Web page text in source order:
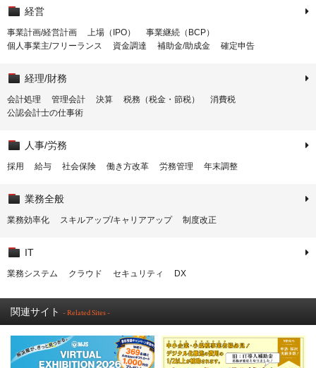
経営
事業計画/経営計画 上場（IPO）
事業継続（BCP）
個人事業主/フリーランス
資金調達 補助金/助成金 確定申告
経理/財務
会計処理 管理会計 決算 税務（税金・節税）
消費税
公認会計士の仕事術
人事/労務
採用 給与 社会保険 働き方改革 労務管理 年末調整
業務全般
業務効率化 スキルアップ/キャリアアップ 制度改正
IT
業務システム クラウド セキュリティ DX
関連サイト - Related Sites -